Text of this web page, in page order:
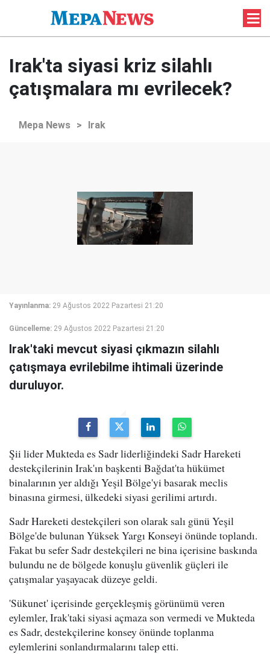
Irak'ta siyasi kriz silahlı
çatışmalara mı evrilecek?
Mepa News > Irak
Yayınlanma: 29 Ağustos 2022 Pazartesi 21:20
Güncelleme: 29 Ağustos 2022 Pazartesi 21:20
Irak'taki mevcut siyasi çıkmazın silahlı
çatışmaya evrilebilme ihtimali üzerinde
duruluyor.
Şii lider Mukteda es Sadr liderliğindeki Sadr Hareketi
destekçilerinin Irak'ın başkenti Bağdat'ta hükümet
binalarının yer aldığı Yeşil Bölge'yi basarak meclis
binasına girmesi, ülkedeki siyasi gerilimi artırdı.
Sadr Hareketi destekçileri son olarak salı günü Yeşil
Bölge'de bulunan Yüksek Yargı Konseyi önünde toplandı.
Fakat bu sefer Sadr destekçileri ne bina içerisine baskında
bulundu ne de bölgede konuşlu güvenlik güçleri ile
çatışmalar yaşayacak düzeye geldi.
'Sükunet' içerisinde gerçekleşmiş görünümü veren
eylemler, Irak'taki siyasi açmaza son vermedi ve Mukteda
es Sadr, destekçilerine konsey önünde toplanma
eylemlerini sonlandırmalarını talep etti.